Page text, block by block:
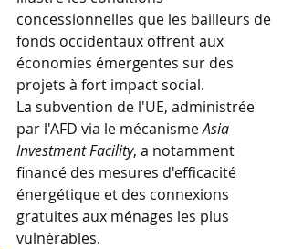
concessionnelles que les bailleurs de
fonds occidentaux offrent aux
économies émergentes sur des
projets à fort impact social.
La subvention de l'UE, administrée
par l'AFD via le mécanisme Asia
Investment Facility, a notamment
financé des mesures d'efficacité
énergétique et des connexions
gratuites aux ménages les plus
vulnérables.